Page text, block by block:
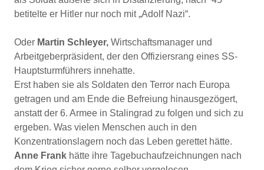
betitelte er Hitler nur noch mit „Adolf Nazi“.
Oder Martin Schleyer, Wirtschaftsmanager und
Arbeitgeberpräsident, der den Offiziersrang eines SS-
Hauptsturmführers innehatte.
Erst haben sie als Soldaten den Terror nach Europa
getragen und am Ende die Befreiung hinausgezögert,
anstatt der 6. Armee in Stalingrad zu folgen und sich zu
ergeben. Was vielen Menschen auch in den
Konzentrationslagern noch das Leben gerettet hätte.
Anne Frank hätte ihre Tagebuchaufzeichnungen nach